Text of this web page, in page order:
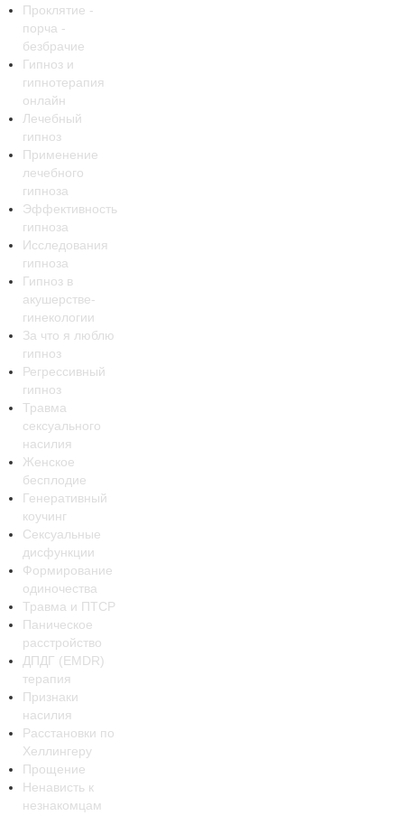
Проклятие -
порча -
безбрачие
Гипноз и
гипнотерапия
онлайн
Лечебный
гипноз
Применение
лечебного
гипноза
Эффективность
гипноза
Исследования
гипноза
Гипноз в
акушерстве-
гинекологии
За что я люблю
гипноз
Регрессивный
гипноз
Травма
сексуального
насилия
Женское
бесплодие
Генеративный
коучинг
Сексуальные
дисфункции
Формирование
одиночества
Травма и ПТСР
Паническое
расстройство
ДПДГ (EMDR)
терапия
Признаки
насилия
Расстановки по
Хеллингеру
Прощение
Ненависть к
незнакомцам